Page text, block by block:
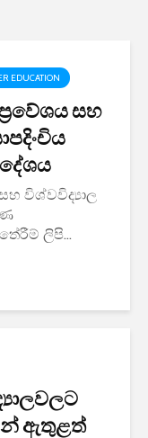
EDUCATION
සහ
විශ්වවිද්‍යාල
ලිපි...
ඇතුළත්